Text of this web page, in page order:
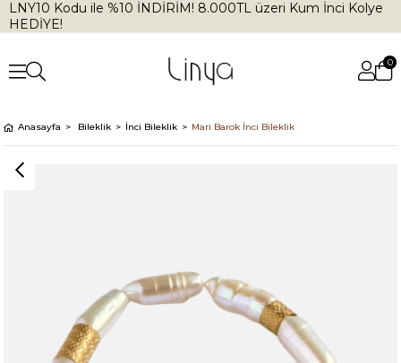
LNY10 Kodu ile %10 İNDİRİM! 8.000TL üzeri Kum İnci Kolye
HEDİYE!
0
Anasayfa Bileklik İnci Bileklik Mari Barok İnci Bileklik